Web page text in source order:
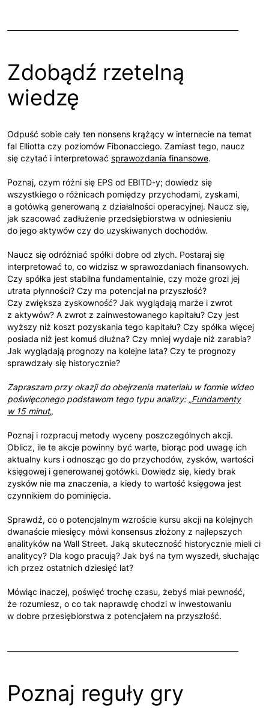
Zdobądź rzetelną
wiedzę
Odpuść sobie cały ten nonsens krążący w internecie na temat
fal Elliotta czy poziomów Fibonacciego. Zamiast tego, naucz
się czytać i interpretować sprawozdania finansowe.
Poznaj, czym różni się EPS od EBITD-y; dowiedz się
wszystkiego o różnicach pomiędzy przychodami, zyskami,
a gotówką generowaną z działalności operacyjnej. Naucz się,
jak szacować zadłużenie przedsiębiorstwa w odniesieniu
do jego aktywów czy do uzyskiwanych dochodów.
Naucz się odróżniać spółki dobre od złych. Postaraj się
interpretować to, co widzisz w sprawozdaniach finansowych.
Czy spółka jest stabilna fundamentalnie, czy może grozi jej
utrata płynności? Czy ma potencjał na przyszłość?
Czy zwiększa zyskowność? Jak wyglądają marże i zwrot
z aktywów? A zwrot z zainwestowanego kapitału? Czy jest
wyższy niż koszt pozyskania tego kapitału? Czy spółka więcej
posiada niż jest komuś dłużna? Czy mniej wydaje niż zarabia?
Jak wyglądają prognozy na kolejne lata? Czy te prognozy
sprawdzały się historycznie?
Zapraszam przy okazji do obejrzenia materiału w formie wideo
poświęconego podstawom tego typu analizy: „Fundamenty
w 15 minut„
Poznaj i rozpracuj metody wyceny poszczególnych akcji.
Oblicz, ile te akcje powinny być warte, biorąc pod uwagę ich
aktualny kurs i odnosząc go do przychodów, zysków, wartości
księgowej i generowanej gotówki. Dowiedz się, kiedy brak
zysków nie ma znaczenia, a kiedy to wartość księgowa jest
czynnikiem do pominięcia.
Sprawdź, co o potencjalnym wzroście kursu akcji na kolejnych
dwanaście miesięcy mówi konsensus złożony z najlepszych
analityków na Wall Street. Jaką skuteczność historycznie mieli ci
analitycy? Dla kogo pracują? Jak byś na tym wyszedł, słuchając
ich przez ostatnich dziesięć lat?
Mówiąc inaczej, poświęć trochę czasu, żebyś miał pewność,
że rozumiesz, o co tak naprawdę chodzi w inwestowaniu
w dobre przesiębiorstwa z potencjałem na przyszłość.
Poznaj reguły gry